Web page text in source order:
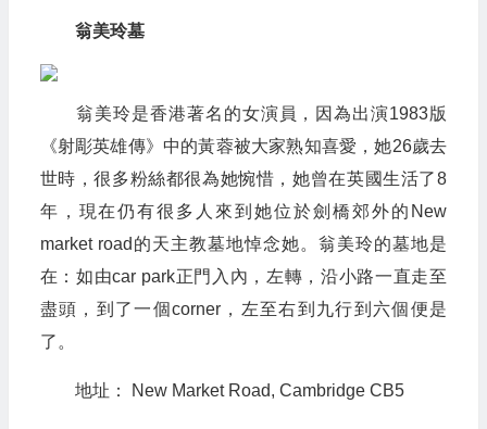
翁美玲墓
翁美玲是香港著名的女演員，因為出演1983版
《射彫英雄傳》中的黃蓉被大家熟知喜愛，她26歲去
世時，很多粉絲都很為她惋惜，她曾在英國生活了8
年，現在仍有很多人來到她位於劍橋郊外的New
market road的天主教墓地悼念她。翁美玲的墓地是
在：如由car park正門入內，左轉，沿小路一直走至
盡頭，到了一個corner，左至右到九行到六個便是
了。
地址： New Market Road, Cambridge CB5